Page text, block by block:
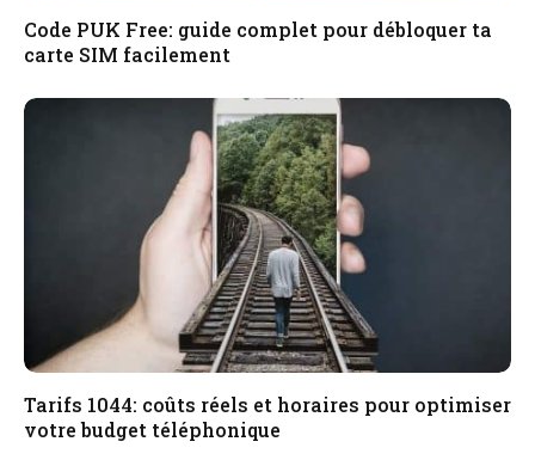
Code PUK Free: guide complet pour débloquer ta
carte SIM facilement
Tarifs 1044: coûts réels et horaires pour optimiser
votre budget téléphonique